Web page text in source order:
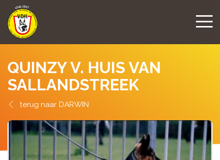
QUINZY V. HUIS VAN
SALLANDSTREEK
DARWIN